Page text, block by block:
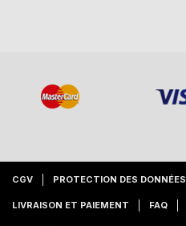
CGV PROTECTION DES DONNÉES
LIVRAISON ET PAIEMENT FAQ